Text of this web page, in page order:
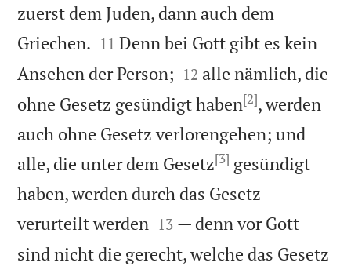
zuerst dem Juden, dann auch dem
Griechen. 

11 Denn bei Gott gibt es kein
Ansehen der Person; 

12 alle nämlich, die
ohne Gesetz gesündigt haben[2], werden
auch ohne Gesetz verlorengehen; und
alle, die unter dem Gesetz[3] gesündigt
haben, werden durch das Gesetz
verurteilt werden 

13 — denn vor Gott
sind nicht die gerecht, welche das Gesetz